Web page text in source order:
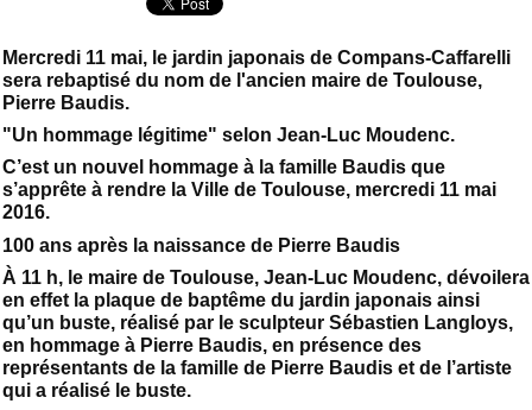
Mercredi 11 mai, le jardin japonais de Compans-Caffarelli
sera rebaptisé du nom de l'ancien maire de Toulouse,
Pierre Baudis.
"Un hommage légitime" selon Jean-Luc Moudenc.
C’est un nouvel hommage à la famille Baudis que
s’apprête à rendre la Ville de Toulouse, mercredi 11 mai
2016.
100 ans après la naissance de Pierre Baudis
À 11 h, le maire de Toulouse, Jean-Luc Moudenc, dévoilera
en effet la plaque de baptême du jardin japonais ainsi
qu’un buste, réalisé par le sculpteur Sébastien Langloys,
en hommage à Pierre Baudis, en présence des
représentants de la famille de Pierre Baudis et de l’artiste
qui a réalisé le buste.